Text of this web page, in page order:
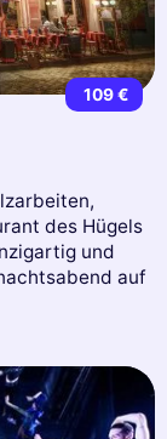
109 €
des Hügels
und
auf